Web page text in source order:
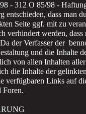
- 312 O 85/98 -
dass man
Seite ggf. mit zu
verhindert werden,
der Verfasser der
und die Inhalte
von allen Inhalten
die Inhalte der
Links auf
Foren.